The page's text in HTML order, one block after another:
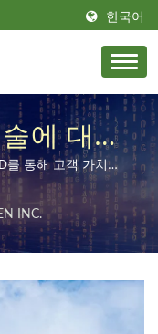
한국어
에 대한
고 있습
를 통해 고객 가치를
INC.